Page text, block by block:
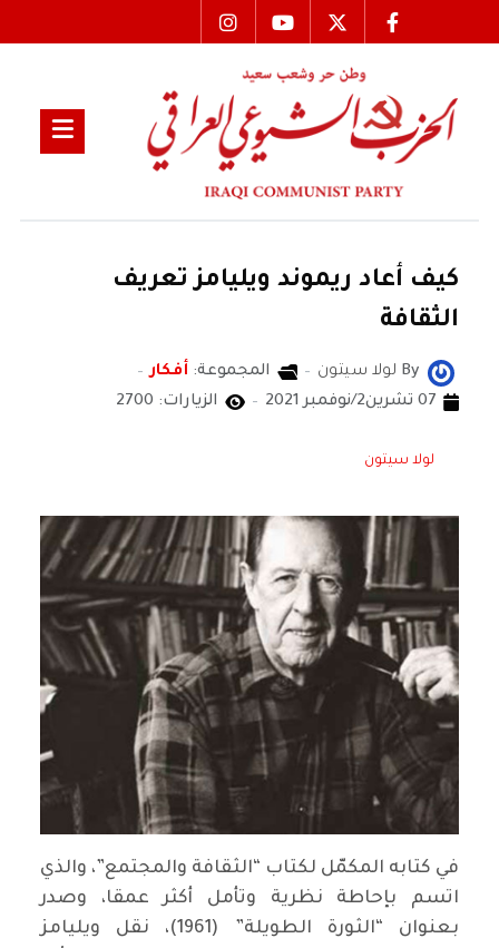
كيف أعاد ريموند ويليامز تعريف
الثقافة
By لولا سيتون المجموعة: أفكار
07 تشرين2/نوفمبر 2021
الزيارات: 2700
لولا سيتون
في كتابه المكمّل لكتاب “الثقافة والمجتمع”، والذي
اتسم بإحاطة نظرية وتأمل أكثر عمقا، وصدر
بعنوان “الثورة الطويلة” (1961)، نقل ويليامز